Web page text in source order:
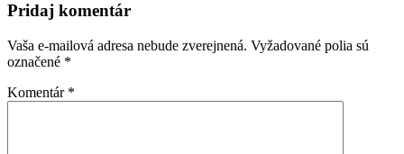
Pridaj komentár
Vaša e-mailová adresa nebude zverejnená. Vyžadované polia sú
označené *
Komentár *